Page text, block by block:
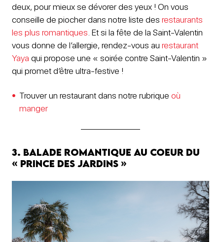
deux, pour mieux se dévorer des yeux ! On vous
conseille de piocher dans notre liste des restaurants
les plus romantiques . Et si la fête de la Saint-Valentin
vous donne de l’allergie, rendez-vous au restaurant
Yaya qui propose une « soirée contre Saint-Valentin »
qui promet d’être ultra-festive !
Trouver un restaurant dans notre rubrique où
manger
3. balade romantique au coeur du
« Prince des Jardins »